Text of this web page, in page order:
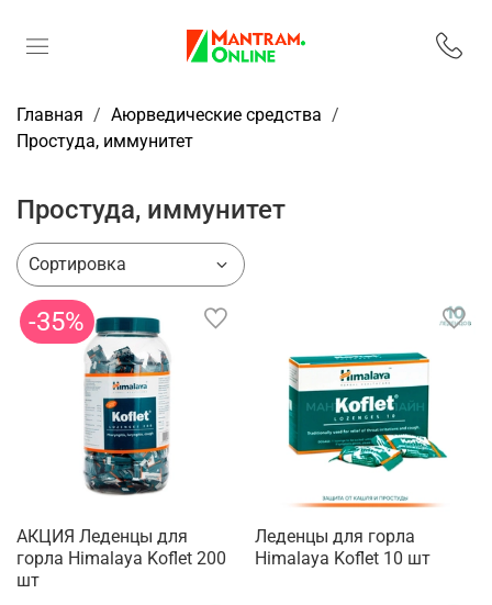
Главная
Аюрведические средства
Простуда, иммунитет
Простуда, иммунитет
-35%
АКЦИЯ Леденцы для
горла Himalaya Koflet 200
шт
Леденцы для горла
Himalaya Koflet 10 шт